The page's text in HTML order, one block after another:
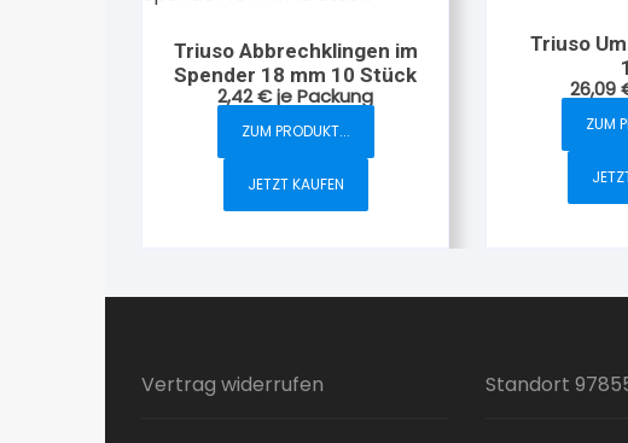
Triuso Abbrechklingen im
Spender 18 mm 10 Stück
2,42€je Packung
ZUM PRODUKT...
JETZT KAUFEN
Triuso
26,09
ZUM
Vertrag widerrufen Standort